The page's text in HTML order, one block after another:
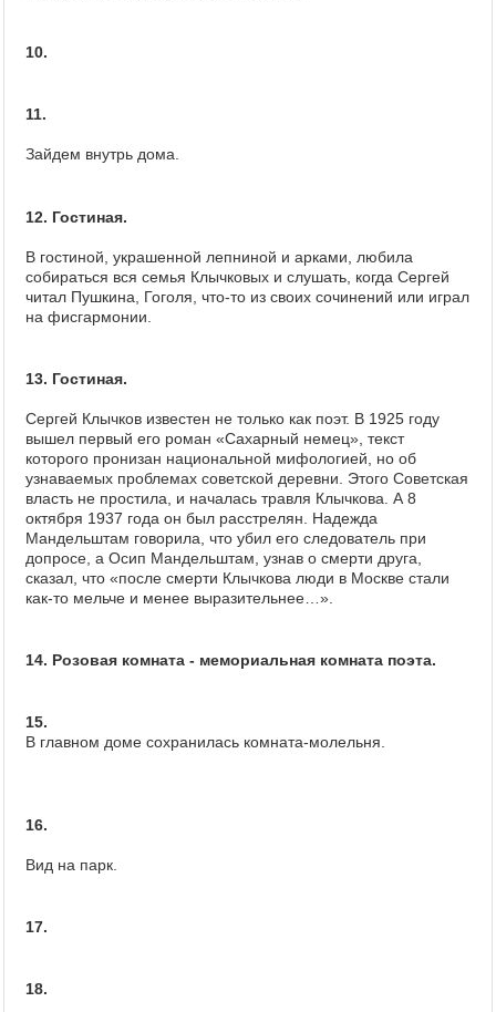
10.
11.
Зайдем внутрь дома.
12. Гостиная.
В гостиной, украшенной лепниной и арками, любила
собираться вся семья Клычковых и слушать, когда Сергей
читал Пушкина, Гоголя, что-то из своих сочинений или играл
на фисгармонии.
13. Гостиная.
Сергей Клычков известен не только как поэт. В 1925 году
вышел первый его роман «Сахарный немец», текст
которого пронизан национальной мифологией, но об
узнаваемых проблемах советской деревни. Этого Советская
власть не простила, и началась травля Клычкова. А 8
октября 1937 года он был расстрелян. Надежда
Мандельштам говорила, что убил его следователь при
допросе, а Осип Мандельштам, узнав о смерти друга,
сказал, что «после смерти Клычкова люди в Москве стали
как-то мельче и менее выразительнее…».
14. Розовая комната - мемориальная комната поэта.
15.
В главном доме сохранилась комната-молельня.
16.
Вид на парк.
17.
18.